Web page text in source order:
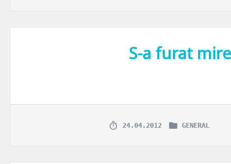
S-a furat
Comedia “S-a furat mireasa” e cea mai noua producție MediaPro
24.04.2012 GENERAL